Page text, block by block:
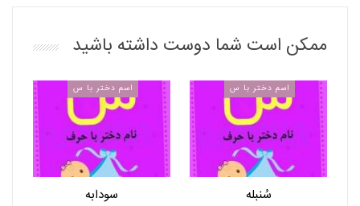
ممکن است شما دوست داشته باشید
اسم دختر با س
سُنبله
اسم دختر با س
سودابه